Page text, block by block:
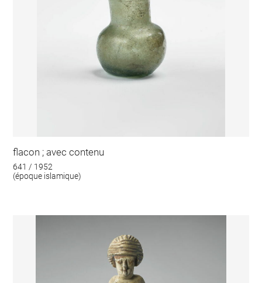
flacon ; avec contenu
641 / 1952
(époque islamique)